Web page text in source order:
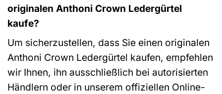
originalen Anthoni Crown Ledergürtel
kaufe?
Um sicherzustellen, dass Sie einen originalen
Anthoni Crown Ledergürtel kaufen, empfehlen
wir Ihnen, ihn ausschließlich bei autorisierten
Händlern oder in unserem offiziellen Online-